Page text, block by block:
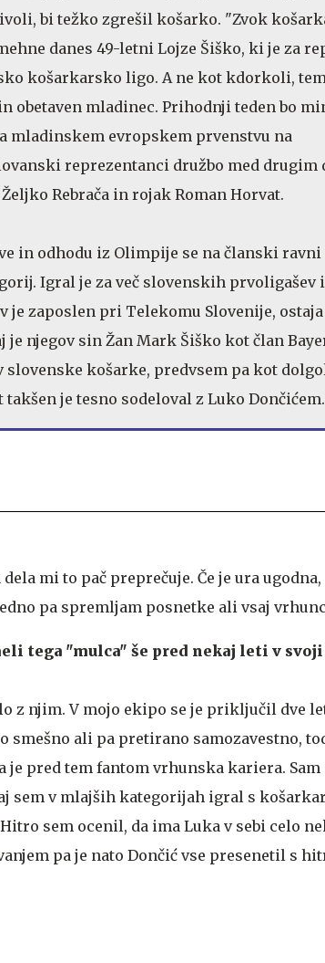
bi težko zgrešil košarko. "Zvok
danes 49-letni Lojze Šiško, ki je za
košarkarsko ligo. A ne kot kdorkoli,
obetaven mladinec. Prihodnji teden bo
mladinskem evropskem prvenstvu na
reprezentanci družbo med drugim
Rebrača in rojak Roman Horvat.
in odhodu iz Olimpije se na članski ravni
Igral je za več slovenskih prvoligašev
zaposlen pri Telekomu Slovenije,
je njegov sin Žan Mark Šiško kot član
košarke, predvsem pa kot
je tesno sodeloval z Luko Dončićem.
mi to pač preprečuje. Če je ura ugodna,
pa spremljam posnetke ali vsaj
tega "mulca" še pred nekaj leti v
z njim. V mojo ekipo se je priključil dve
smešno ali pa pretirano samozavestno,
pred tem fantom vrhunska kariera. Sam
sem v mlajših kategorijah igral s
sem ocenil, da ima Luka v sebi celo
pa je nato Dončić vse presenetil s